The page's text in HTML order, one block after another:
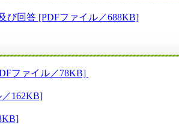
び回答 [PDFファイル／688KB]
ファイル／78KB]
162KB]